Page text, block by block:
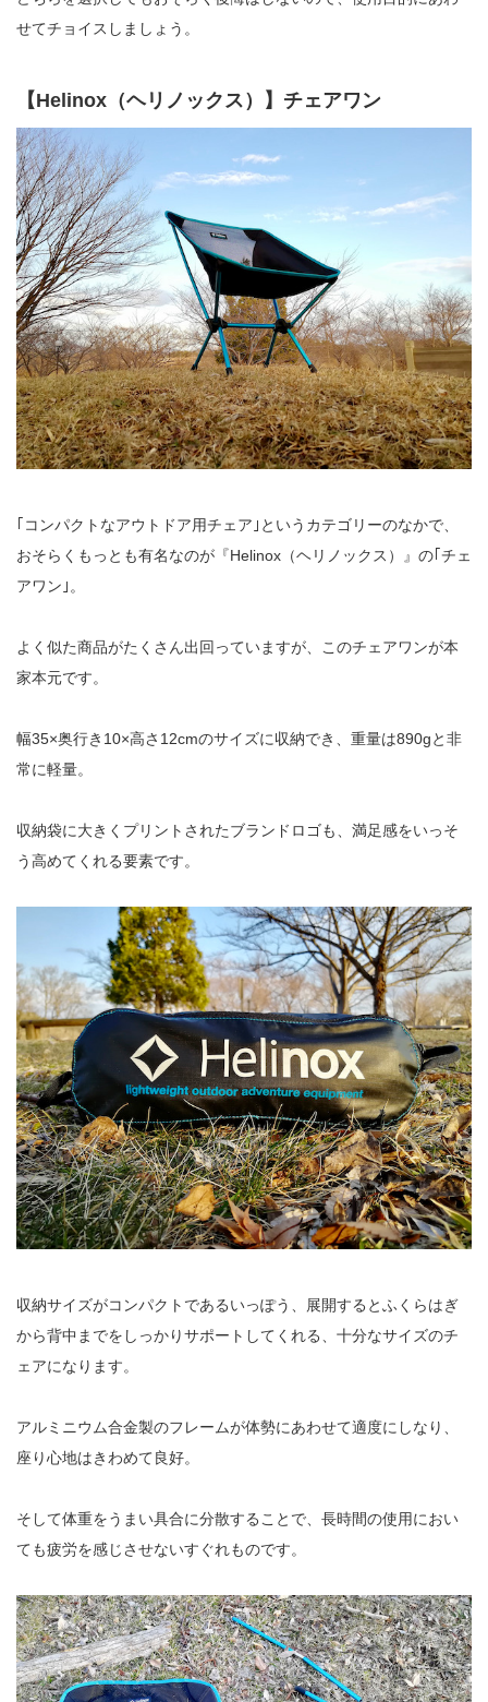
せてチョイスしましょう。
【Helinox（ヘリノックス）】チェアワン
｢コンパクトなアウトドア用チェア｣というカテゴリーのなかで、
おそらくもっとも有名なのが『Helinox（ヘリノックス）』の｢チェ
アワン｣。
よく似た商品がたくさん出回っていますが、このチェアワンが本
家本元です。
幅35×奥行き10×高さ12cmのサイズに収納でき、重量は890gと非
常に軽量。
収納袋に大きくプリントされたブランドロゴも、満足感をいっそ
う高めてくれる要素です。
収納サイズがコンパクトであるいっぽう、展開するとふくらはぎ
から背中までをしっかりサポートしてくれる、十分なサイズのチ
ェアになります。
アルミニウム合金製のフレームが体勢にあわせて適度にしなり、
座り心地はきわめて良好。
そして体重をうまい具合に分散することで、長時間の使用におい
ても疲労を感じさせないすぐれものです。